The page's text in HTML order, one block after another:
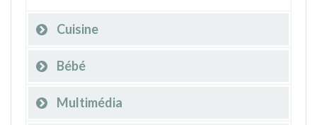
Cuisine
Bébé
Multimédia